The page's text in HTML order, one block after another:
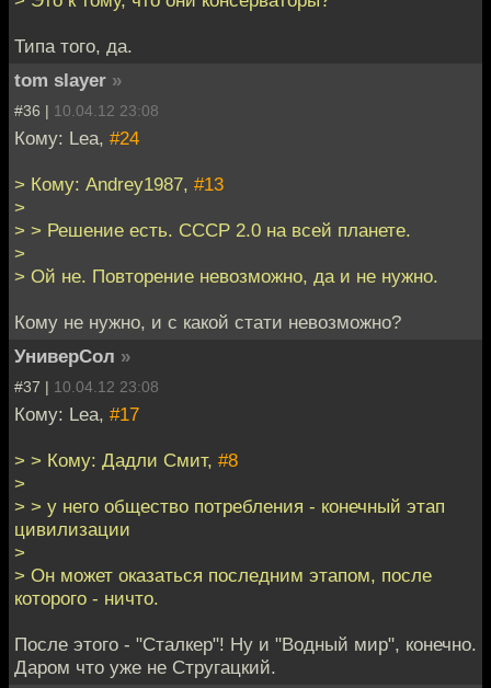
Типа того, да.
tom slayer »
#36 | 10.04.12 23:08
Кому: Lea, #24
> Кому: Andrey1987, #13
>
> > Решение есть. СССР 2.0 на всей планете.
>
> Ой не. Повторение невозможно, да и не нужно.
Кому не нужно, и с какой стати невозможно?
УниверСол »
#37 | 10.04.12 23:08
Кому: Lea, #17
> > Кому: Дадли Смит, #8
>
> > у него общество потребления - конечный этап
цивилизации
>
> Он может оказаться последним этапом, после
которого - ничто.
После этого - "Сталкер"! Ну и "Водный мир", конечно.
Даром что уже не Стругацкий.